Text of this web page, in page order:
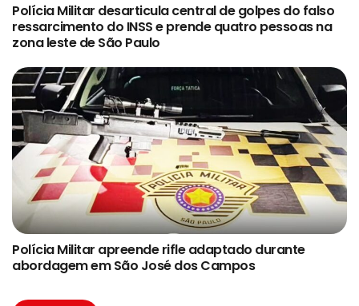
Polícia Militar desarticula central de golpes do falso
ressarcimento do INSS e prende quatro pessoas na
zona leste de São Paulo
Polícia Militar apreende rifle adaptado durante
abordagem em São José dos Campos